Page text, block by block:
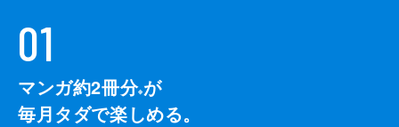
01
マンガ約2冊分※が
毎月タダで楽しめる。